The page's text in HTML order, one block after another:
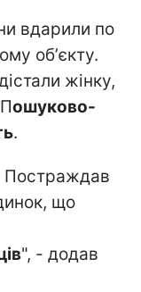
вдарили по
обʼєкту.
жінку,
ошуково-
.
Постраждав
що
", - додав